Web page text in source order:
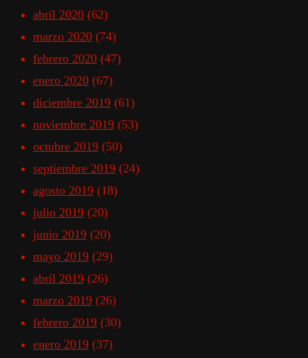
abril 2020 (62)
marzo 2020 (74)
febrero 2020 (47)
enero 2020 (67)
diciembre 2019 (61)
noviembre 2019 (53)
octubre 2019 (50)
septiembre 2019 (24)
agosto 2019 (18)
julio 2019 (20)
junio 2019 (20)
mayo 2019 (29)
abril 2019 (26)
marzo 2019 (26)
febrero 2019 (30)
enero 2019 (37)